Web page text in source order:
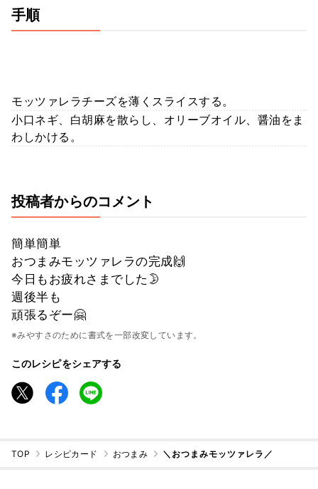
手順
モッツァレラチーズを薄くスライスする。
小口ネギ、白胡麻を散らし、オリーブオイル、醤油をま
わしかける。
投稿者からのコメント
簡単簡単
おつまみモッツァレラの完成🙌
今日もお疲れさまでした🌛
週後半も
頑張るぞー🤗
※みやすさのために書式を一部改変しています。
このレシピをシェアする
TOP レシピカード おつまみ ＼おつまみモッツァレラ／